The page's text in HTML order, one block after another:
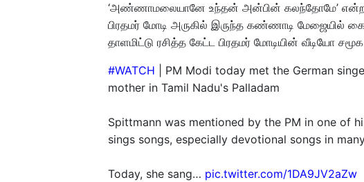
‘அண்ணாமலையானே உந்தன் அன்பின் கலந்தோமே’ என்ற
பிரதமர் மோடி அருகில் இருந்த கண்ணாடி மேஜையில்
தாளமிட்டு ரசித்த கேட்ட பிரதமர் மோடியின் வீடியோ
#WATCH | PM Modi today met the German
mother in Tamil Nadu's Palladam
Spittmann was mentioned by the PM in one of
sings songs, especially devotional songs in
Today, she sang… pic.twitter.com/1DA9JV2aZw